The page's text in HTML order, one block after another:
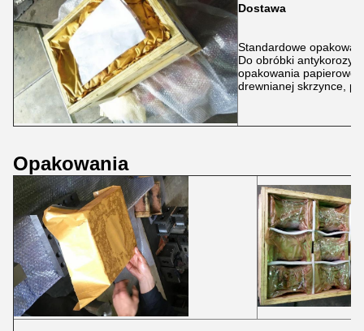
Dostawa
Standardowe
Do obróbki
opakowania
drewnianej skrzynce,
Opakowania